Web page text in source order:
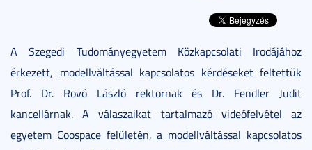
A Szegedi Tudományegyetem Közkapcsolati Irodájához
érkezett, modellváltással kapcsolatos kérdéseket feltettük
Prof. Dr. Rovó László rektornak és Dr. Fendler Judit
kancellárnak. A válaszaikat tartalmazó videófelvétel az
egyetem Coospace felületén, a modellváltással kapcsolatos